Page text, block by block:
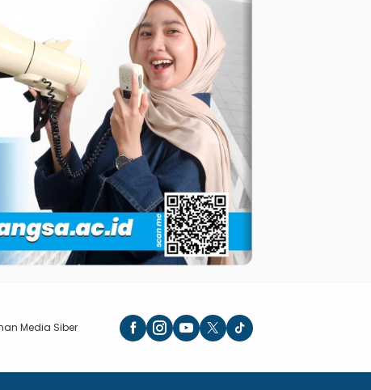
Media Siber